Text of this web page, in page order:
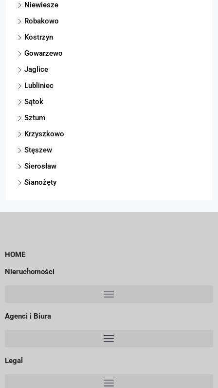
Niewiesze
Robakowo
Kostrzyn
Gowarzewo
Jaglice
Lubliniec
Sątok
Sztum
Krzyszkowo
Stęszew
Sierosław
Sianożęty
HOME
Nieruchomości
Agenci i Biura
Legal